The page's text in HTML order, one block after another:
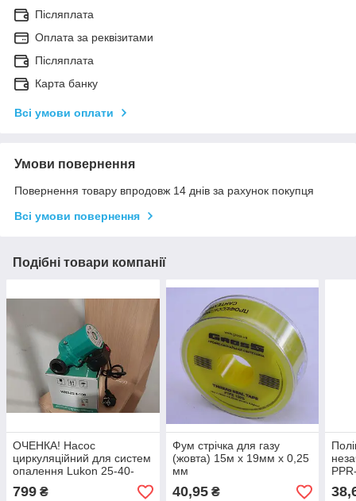
Післяплата
Оплата за реквізитами
Післяплата
Карта банку
Всі умови оплати
Умови повернення
Повернення товару впродовж 14 днів за рахунок покупця
Всі умови повернення
Подібні товари компанії
ОЧЕНКА! Насос
циркуляційний для систем
опалення Lukon 25-40-
180 з кабелем
799 ₴
Фум стрічка для газу
(жовта) 15м х 19мм х 0,25
мм
40,95₴